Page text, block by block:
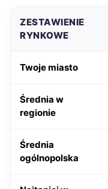
ZESTAWIENIE
RYNKOWE
Twoje miasto
Średnia w
regionie
Średnia
ogólnopolska